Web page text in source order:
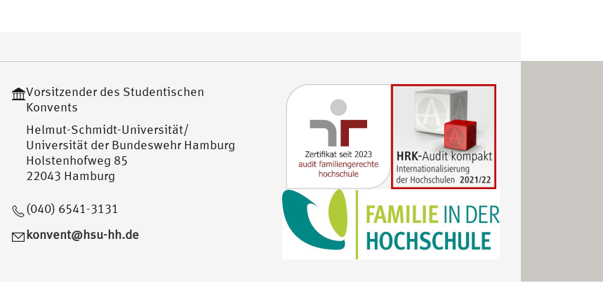
Vorsitzender des Studentischen
Konvents
Helmut-Schmidt-Universität/
Universität der Bundeswehr Hamburg
Holstenhofweg 85
22043 Hamburg
(040) 6541-3131
konvent@hsu-hh.de